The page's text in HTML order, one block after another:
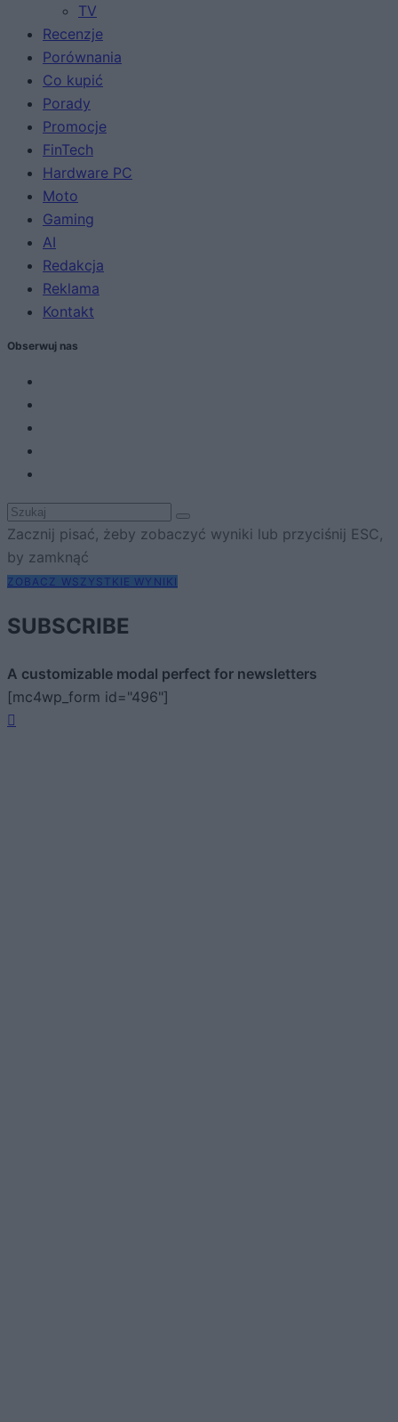
TV
Recenzje
Porównania
Co kupić
Porady
Promocje
FinTech
Hardware PC
Moto
Gaming
AI
Redakcja
Reklama
Kontakt
Obserwuj nas
Zacznij pisać, żeby zobaczyć wyniki lub przyciśnij ESC,
by zamknąć
ZOBACZ WSZYSTKIE WYNIKI
SUBSCRIBE
A customizable modal perfect for newsletters
[mc4wp_form id="496"]